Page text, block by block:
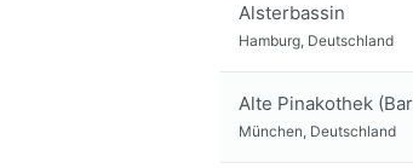
Alsterbassin
Hamburg, Deutschland
Alte Pinakothek
München, Deutschland